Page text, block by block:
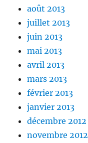
août 2013
juillet 2013
juin 2013
mai 2013
avril 2013
mars 2013
février 2013
janvier 2013
décembre 2012
novembre 2012